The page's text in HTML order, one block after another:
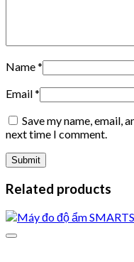
Name*
Email*
Save my name, email,
next time I comment.
Related products